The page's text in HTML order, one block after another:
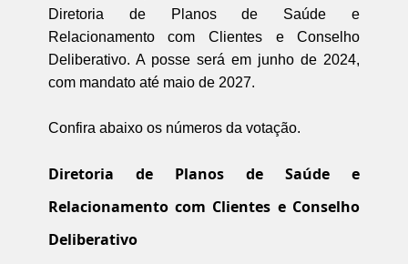
Diretoria de Planos de Saúde e
Relacionamento com Clientes e Conselho
Deliberativo. A posse será em junho de 2024,
com mandato até maio de 2027.
Confira abaixo os números da votação.
Diretoria de Planos de Saúde e
Relacionamento com Clientes e Conselho
Deliberativo